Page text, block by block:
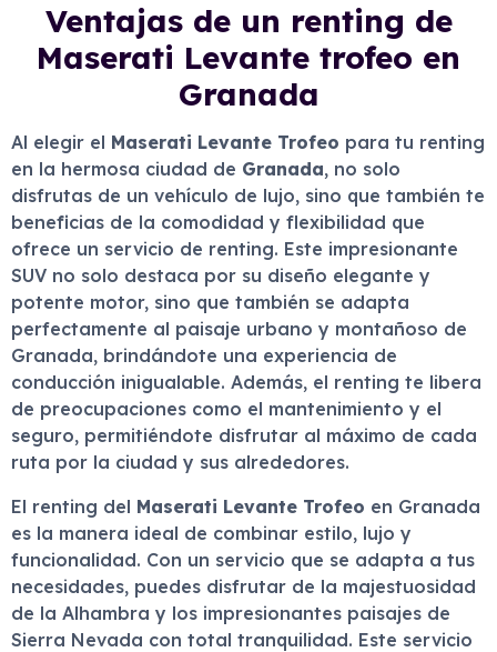
Ventajas de un renting de
Maserati Levante trofeo en
Granada
Al elegir el Maserati Levante Trofeo para tu renting
en la hermosa ciudad de Granada, no solo
disfrutas de un vehículo de lujo, sino que también te
beneficias de la comodidad y flexibilidad que
ofrece un servicio de renting. Este impresionante
SUV no solo destaca por su diseño elegante y
potente motor, sino que también se adapta
perfectamente al paisaje urbano y montañoso de
Granada, brindándote una experiencia de
conducción inigualable. Además, el renting te libera
de preocupaciones como el mantenimiento y el
seguro, permitiéndote disfrutar al máximo de cada
ruta por la ciudad y sus alrededores.
El renting del Maserati Levante Trofeo en Granada
es la manera ideal de combinar estilo, lujo y
funcionalidad. Con un servicio que se adapta a tus
necesidades, puedes disfrutar de la majestuosidad
de la Alhambra y los impresionantes paisajes de
Sierra Nevada con total tranquilidad. Este servicio